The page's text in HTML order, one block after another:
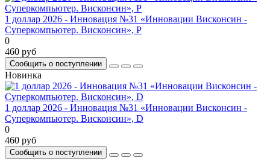
1 доллар 2026 - Инновация №31 «Инновации Висконсин -
Суперкомпьютер. Висконсин», P
0
460 руб
Сообщить о поступлении
Новинка
1 доллар 2026 - Инновация №31 «Инновации Висконсин -
Суперкомпьютер. Висконсин», D
0
460 руб
Сообщить о поступлении